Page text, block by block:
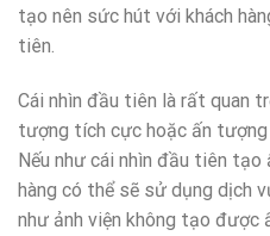
tạo nên sức hút với khách
tiên.
Cái nhìn đầu tiên là rất quan
tượng tích cực hoặc ấn tượng
Nếu như cái nhìn đầu tiên
hàng có thể sẽ sử dụng dịch
như ảnh viện không tạo